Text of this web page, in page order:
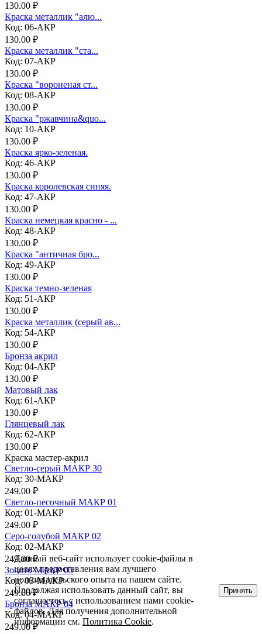
130.00 ₽
Краска металлик "алю...
Код: 06-АКР
130.00 ₽
Краска металлик "ста...
Код: 07-АКР
130.00 ₽
Краска "вороненая ст...
Код: 08-АКР
130.00 ₽
Краска "ржавчина&quo...
Код: 10-АКР
130.00 ₽
Краска ярко-зеленая.
Код: 46-АКР
130.00 ₽
Краска королевская синяя.
Код: 47-АКР
130.00 ₽
Краска немецкая красно - ...
Код: 48-АКР
130.00 ₽
Краска "античная бро...
Код: 49-АКР
130.00 ₽
Краска темно-зеленая
Код: 51-АКР
130.00 ₽
Краска металлик (серый ав...
Код: 54-АКР
130.00 ₽
Бронза акрил
Код: 04-АКР
130.00 ₽
Матовый лак
Код: 61-АКР
130.00 ₽
Глянцевый лак
Код: 62-АКР
130.00 ₽
Краска мастер-акрил
Светло-серый МАКР 30
Код: 30-МАКР
249.00 ₽
Светло-песочный МАКР 01
Код: 01-МАКР
249.00 ₽
Серо-голубой МАКР 02
Код: 02-МАКР
249.00 ₽
Золото МАКР 03
Код: 03-МАКР
249.00 ₽
Бронза МАКР 04
Код: 04-МАКР
249.00 ₽
Данный веб-сайт использует cookie-файлы в
целях предоставления вам лучшего
пользовательского опыта на нашем сайте.
Продолжая использовать данный сайт, вы
соглашаетесь с использованием нами cookie-
файлов. Для получения дополнительной
информации см.Политика Cookie.
Принять